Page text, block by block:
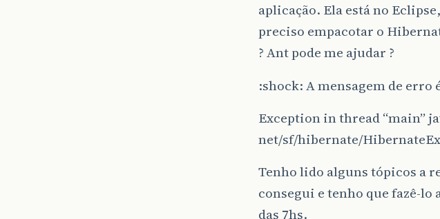
aplicação. Ela está no
preciso empacotar o
? Ant pode me ajudar ?
:shock: A mensagem de erro
Exception in thread “main”
net/sf/hibernate/
Tenho lido alguns tópicos a
consegui e tenho que fazê-lo
das 7hs.